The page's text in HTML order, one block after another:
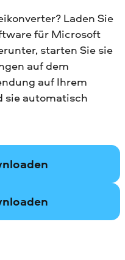
Laden Sie
für Microsoft
starten Sie sie
auf dem
auf Ihrem
sie automatisch